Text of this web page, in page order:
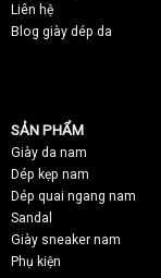
Liên hệ
Blog giày dép da
SẢN PHẨM
Giày da nam
Dép kẹp nam
Dép quai ngang nam
Sandal
Giày sneaker nam
Phụ kiện